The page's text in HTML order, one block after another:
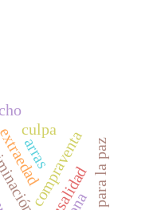
compraventa
arras
culpa